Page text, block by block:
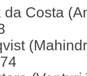
Costa